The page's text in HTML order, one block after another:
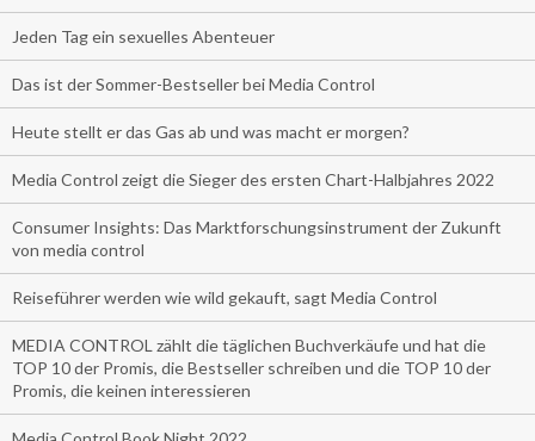
Jeden Tag ein sexuelles Abenteuer
Das ist der Sommer-Bestseller bei Media Control
Heute stellt er das Gas ab und was macht er morgen?
Media Control zeigt die Sieger des ersten Chart-Halbjahres 2022
Consumer Insights: Das Marktforschungsinstrument der Zukunft
von media control
Reiseführer werden wie wild gekauft, sagt Media Control
MEDIA CONTROL zählt die täglichen Buchverkäufe und hat die
TOP 10 der Promis, die Bestseller schreiben und die TOP 10 der
Promis, die keinen interessieren